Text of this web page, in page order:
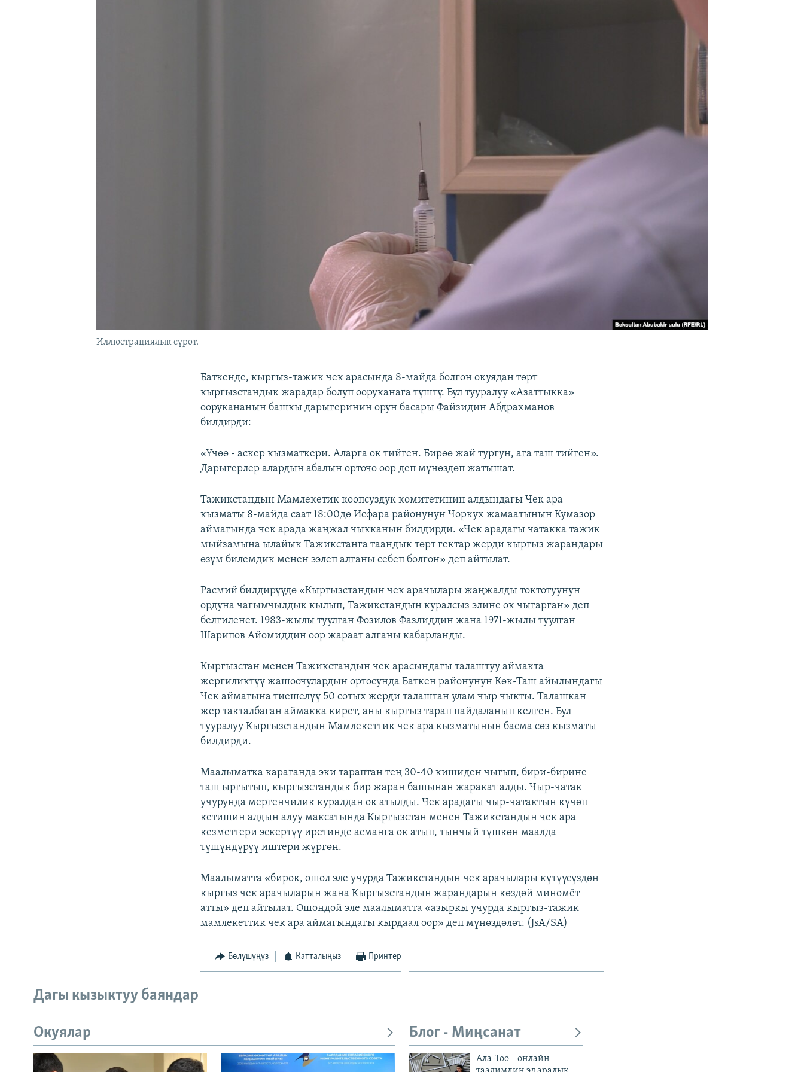
Иллюстрациялык сүрөт.
Баткенде, кыргыз-тажик чек арасында 8-майда болгон окуядан төрт
кыргызстандык жарадар болуп ооруканага түштү. Бул тууралуу «Азаттыкка»
оорукананын башкы дарыгеринин орун басары Файзидин Абдрахманов
билдирди:
«Үчөө - аскер кызматкери. Аларга ок тийген. Бирөө жай тургун, ага таш тийген».
Дарыгерлер алардын абалын орточо оор деп мүнөздөп жатышат.
Тажикстандын Мамлекетик коопсуздук комитетинин алдындагы Чек ара
кызматы 8-майда саат 18:00дө Исфара районунун Чоркух жамаатынын Кумазор
аймагында чек арада жаңжал чыкканын билдирди. «Чек арадагы чатакка тажик
мыйзамына ылайык Тажикстанга таандык төрт гектар жерди кыргыз жарандары
өзүм билемдик менен ээлеп алганы себеп болгон» деп айтылат.
Расмий билдирүүдө «Кыргызстандын чек арачылары жаңжалды токтотуунун
ордуна чагымчылдык кылып, Тажикстандын куралсыз элине ок чыгарган» деп
белгиленет. 1983-жылы туулган Фозилов Фазлиддин жана 1971-жылы туулган
Шарипов Айомиддин оор жараат алганы кабарланды.
Кыргызстан менен Тажикстандын чек арасындагы талаштуу аймакта
жергиликтүү жашоочулардын ортосунда Баткен районунун Көк-Таш айылындагы
Чек аймагына тиешелүү 50 сотых жерди талаштан улам чыр чыкты. Талашкан
жер такталбаган аймакка кирет, аны кыргыз тарап пайдаланып келген. Бул
тууралуу Кыргызстандын Мамлекеттик чек ара кызматынын басма сөз кызматы
билдирди.
Маалыматка караганда эки тараптан тең 30-40 кишиден чыгып, бири-бирине
таш ыргытып, кыргызстандык бир жаран башынан жаракат алды. Чыр-чатак
учурунда мергенчилик куралдан ок атылды. Чек арадагы чыр-чатактын күчөп
кетишин алдын алуу максатында Кыргызстан менен Тажикстандын чек ара
кезметтери эскертүү иретинде асманга ок атып, тынчый түшкөн маалда
түшүндүрүү иштери жүргөн.
Маалыматта «бирок, ошол эле учурда Тажикстандын чек арачылары күтүүсүздөн
кыргыз чек арачыларын жана Кыргызстандын жарандарын көздөй миномёт
атты» деп айтылат. Ошондой эле маалыматта «азыркы учурда кыргыз-тажик
мамлекеттик чек ара аймагындагы кырдаал оор» деп мүнөздөлөт. (JsA/SA)
Бөлүшүңүз Катталыңыз Принтер
Дагы кызыктуу баяндар
Окуялар Блог - Миңсанат
Ала-Тоо – онлайн